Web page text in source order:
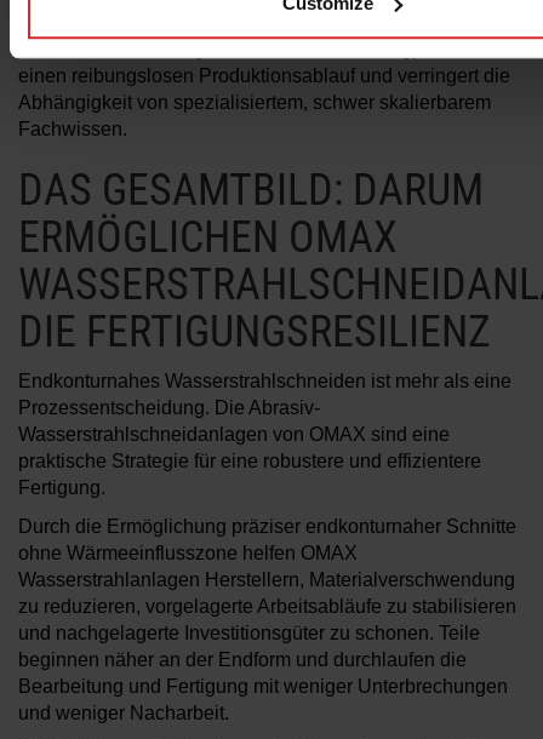
einen reibungslosen Produktionsablauf und verringert die
Abhängigkeit von spezialisiertem, schwer skalierbarem
Fachwissen.
DAS GESAMTBILD: DARUM
ERMÖGLICHEN OMAX
DIE FERTIGUNGSRESILIENZ
Endkonturnahes Wasserstrahlschneiden ist mehr als eine
Prozessentscheidung. Die Abrasiv-
Wasserstrahlschneidanlagen von OMAX sind eine
praktische Strategie für eine robustere und effizientere
Fertigung.
Durch die Ermöglichung präziser endkonturnaher Schnitte
ohne Wärmeeinflusszone helfen OMAX
Wasserstrahlanlagen Herstellern, Materialverschwendung
zu reduzieren, vorgelagerte Arbeitsabläufe zu stabilisieren
und nachgelagerte Investitionsgüter zu schonen. Teile
beginnen näher an der Endform und durchlaufen die
Bearbeitung und Fertigung mit weniger Unterbrechungen
und weniger Nacharbeit.